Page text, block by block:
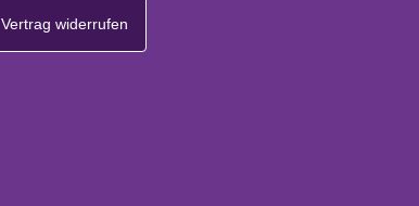
Vertrag widerrufen